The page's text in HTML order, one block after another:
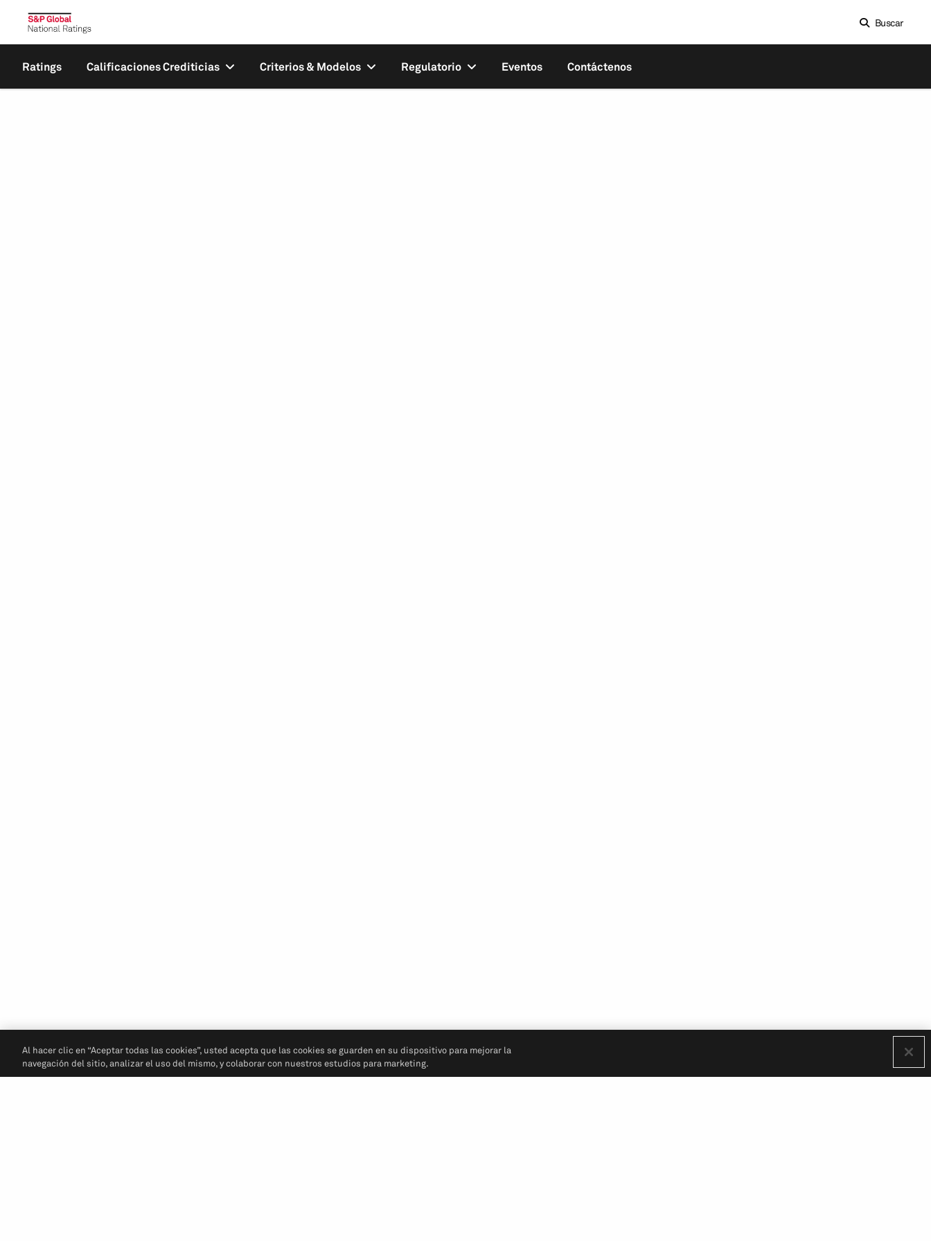
Buscar
Ratings Calificaciones Crediticias Criterios & Modelos Regulatorio Eventos Contáctenos
Al hacer clic en “Aceptar todas las cookies”, usted acepta que las cookies se guarden en su dispositivo para mejorar la
navegación del sitio, analizar el uso del mismo, y colaborar con nuestros estudios para marketing.